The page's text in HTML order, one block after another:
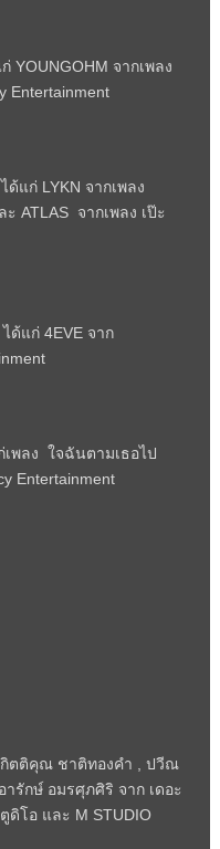
YOUNGOHM จากเพลง
Entertainment
ด้แก่ LYKN จากเพลง
ะ ATLAS จากเพลง เป๊ะ
ด้แก่ 4EVE จาก
เพลง ใจฉันตามเธอไป
Entertainment
ตติคุณ ชาติทองคำ
ปวีณ
อารักษ์ อมรศุภศิริ จาก เดอะ
ดิโอ และ M STUDIO